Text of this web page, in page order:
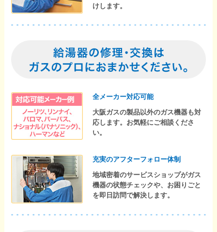
けします。
全メーカー対応可能
大阪ガスの製品以外のガス機器も対
応します。お気軽にご相談くださ
い。
充実のアフターフォロー体制
地域密着のサービスショップがガス
機器の状態チェックや、お困りごと
を即日訪問で解決します。